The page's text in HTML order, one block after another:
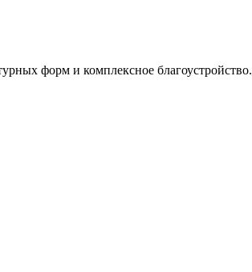
форм и комплексное благоустройство.